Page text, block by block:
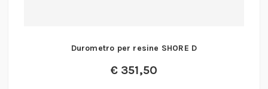
Durometro per resine SHORE D
€351,50